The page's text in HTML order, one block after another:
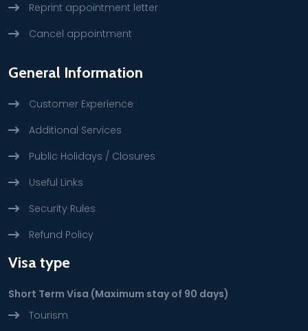
Reprint appointment letter
Cancel appointment
General Information
Customer Experience
Additional Services
Public Holidays / Closures
Useful Links
Security Rules
Refund Policy
Visa type
Short Term Visa (Maximum stay of 90 days)
Tourism